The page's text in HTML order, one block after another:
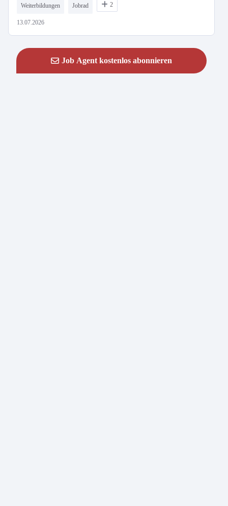
Weiterbildungen Jobrad 2
13.07.2026
Job Agent kostenlos abonnieren